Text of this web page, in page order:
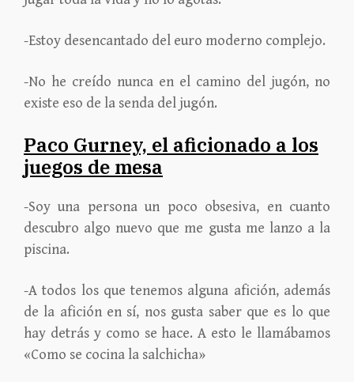
-Estoy desencantado del euro moderno complejo.
-No he creído nunca en el camino del jugón, no
existe eso de la senda del jugón.
Paco Gurney, el aficionado a los
juegos de mesa
-Soy una persona un poco obsesiva, en cuanto
descubro algo nuevo que me gusta me lanzo a la
piscina.
-A todos los que tenemos alguna afición, además
de la afición en sí, nos gusta saber que es lo que
hay detrás y como se hace. A esto le llamábamos
«Como se cocina la salchicha»